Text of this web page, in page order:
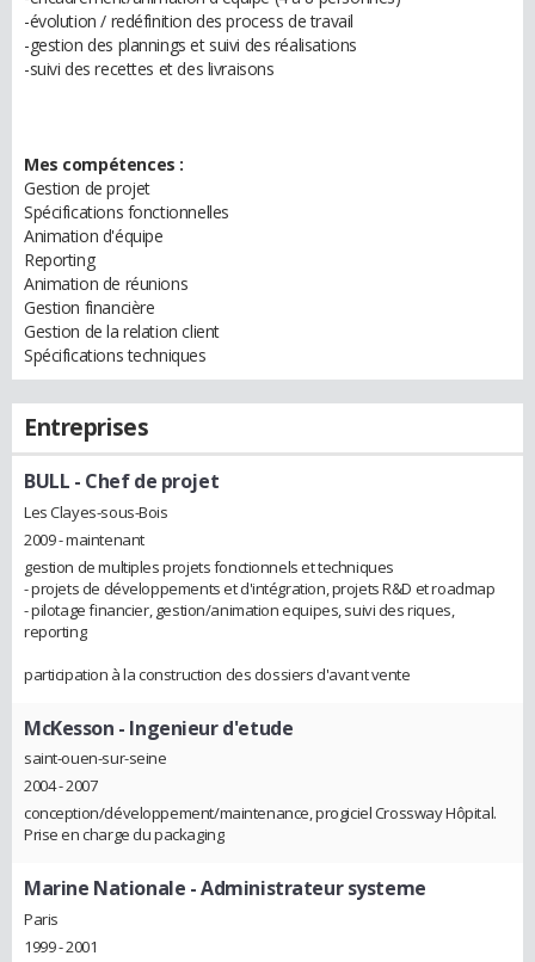
-évolution / redéfinition des process de travail
-gestion des plannings et suivi des réalisations
-suivi des recettes et des livraisons
Mes compétences :
Gestion de projet
Spécifications fonctionnelles
Animation d'équipe
Reporting
Animation de réunions
Gestion financière
Gestion de la relation client
Spécifications techniques
Entreprises
BULL - Chef de projet
Les Clayes-sous-Bois
2009 - maintenant
gestion de multiples projets fonctionnels et techniques
- projets de développements et d'intégration, projets R&D et roadmap
- pilotage financier, gestion/animation equipes, suivi des riques,
reporting
participation à la construction des dossiers d'avant vente
McKesson - Ingenieur d'etude
saint-ouen-sur-seine
2004 - 2007
conception/développement/maintenance, progiciel Crossway Hôpital.
Prise en charge du packaging
Marine Nationale - Administrateur systeme
Paris
1999 - 2001